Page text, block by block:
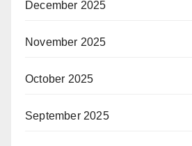
December 2025
November 2025
October 2025
September 2025